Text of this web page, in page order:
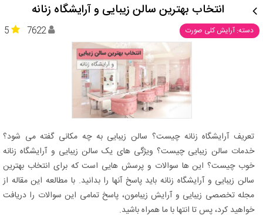
انتخاب بهترین سالن زیبایی و آرایشگاه زنانه
دسته: آرایش کلی صورت 5 7622
تعریف آرایشگاه زنانه چیست؟ سالن زیبایی به چه مکانی گفته می شود؟
خدمات سالن زیبایی چیست؟ ویژگی های یک سالن زیبایی و آرایشگاه زنانه
خوب چیست؟ این ها سوالات و پرسش هایی است که برای انتخاب بهترین
سالن زیبایی و آرایشگاه زنانه باید پاسخ آنها را بدانید. با مطالعه این مقاله از
مجله تخصصی زیبایی و آرایش زیبامون، پاسخ تمامی این سوالات را دریافت
خواهید کرد، پس تا انتها با ما همراه باشید.